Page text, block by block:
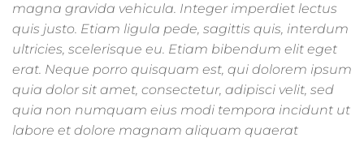
magna gravida vehicula. Integer imperdiet lectus
quis justo. Etiam ligula pede, sagittis quis, interdum
ultricies, scelerisque eu. Etiam bibendum elit eget
erat. Neque porro quisquam est, qui dolorem ipsum
quia dolor sit amet, consectetur, adipisci velit, sed
quia non numquam eius modi tempora incidunt ut
labore et dolore magnam aliquam quaerat